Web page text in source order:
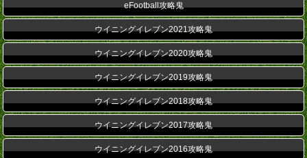
eFootball攻略鬼
ウイニングイレブン2021攻略鬼
ウイニングイレブン2020攻略鬼
ウイニングイレブン2019攻略鬼
ウイニングイレブン2018攻略鬼
ウイニングイレブン2017攻略鬼
ウイニングイレブン2016攻略鬼